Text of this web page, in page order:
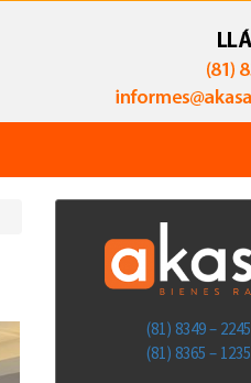
(81) 8349 – 2245
(81) 8365 – 1235